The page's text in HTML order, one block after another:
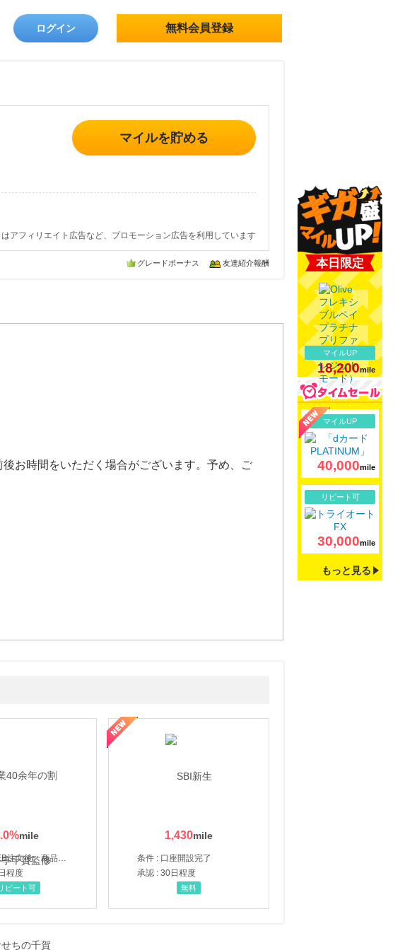
ログイン 無料会員登録
マイルを貯める
アフィリエイト広告など、プロモーション広告を利用しています
グレードボーナス 友達紹介報酬
お時間をいただく場合がございます。予め、ご
%
条件 : WEB注文後、商品受け取り+入金確認時点
程度
ピート可
1,430
条件 : 口座開設完了
承認 : 30日程度
無料
本日限定
マイルUP
18,200mile
マイルUP
40,000mile
リピート可
30,000mile
もっと見る